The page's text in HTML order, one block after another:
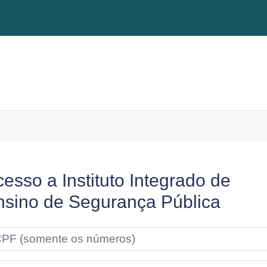
a Instituto Integrado de
de Segurança Pública
para criar nova conta
(somente os números)